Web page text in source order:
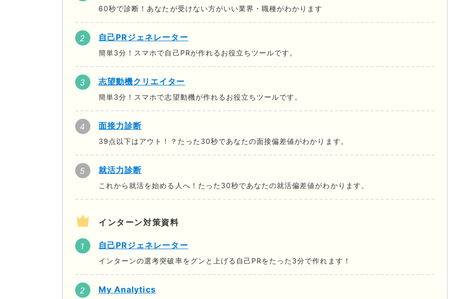
60秒で診断！あなたが受けない方がいい業界・職種がわかります
自己PRジェネレーター
簡単3分！スマホで自己PRが作れるお役立ちツールです。
志望動機クリエイター
簡単3分！スマホで志望動機が作れるお役立ちツールです。
面接力診断
39点以下はアウト！？たった30秒であなたの面接偏差値がわかります。
就活力診断
これから就活を始める人へ！たった30秒であなたの就活偏差値がわかります。
インターン対策資料
自己PRジェネレーター
インターンの選考突破率をグンと上げる自己PRをたった3分で作れます！
My Analytics